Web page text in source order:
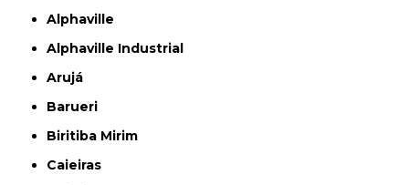
Alphaville
Alphaville Industrial
Arujá
Barueri
Biritiba Mirim
Caieiras